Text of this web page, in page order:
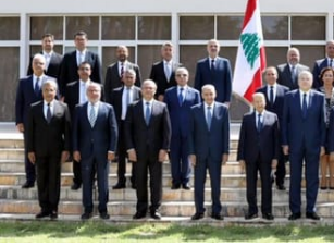
فن
رياضة